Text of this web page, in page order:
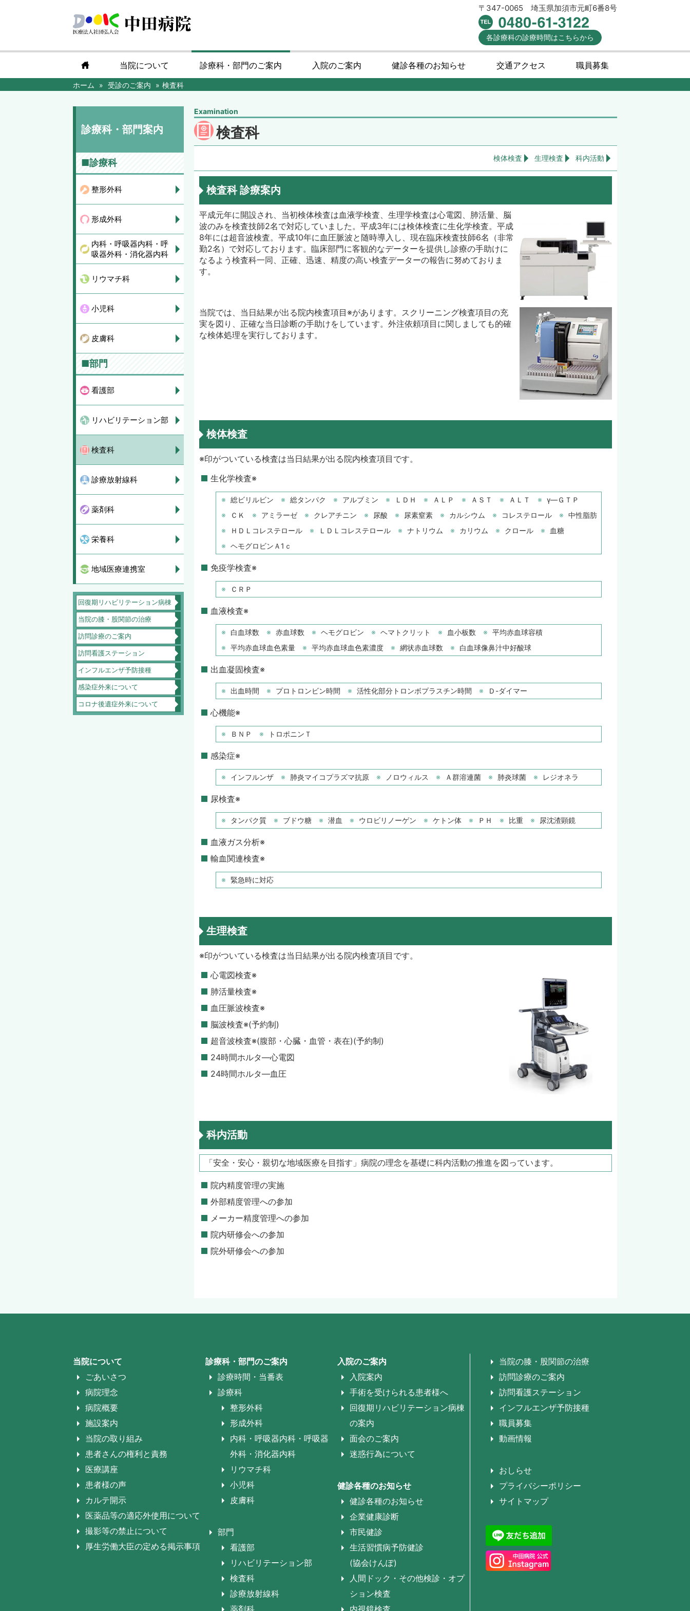
〒347-0065 埼玉県加須市元町6番8号
各診療科の診療時間はこちらから
home 当院について 診療科・部門のご案内 入院のご案内 健診各種のお知らせ 交通アクセス 職員募集
ホーム 受診のご案内 検査科
Examination
検査科
検体検査 生理検査 科内活動
検査科 診療案内
平成元年に開設され、当初検体検査は血液学検査、生理学検査は心電図、肺活量、脳
波のみを検査技師2名で対応していました。平成3年には検体検査に生化学検査。平成
8年には超音波検査。平成10年に血圧脈波と随時導入し、現在臨床検査技師6名（非常
勤2名）で対応しております。臨床部門に客観的なデーターを提供し診療の手助けに
なるよう検査科一同、正確、迅速、精度の高い検査データーの報告に努めておりま
す。
当院では、当日結果が出る院内検査項目※があります。スクリーニング検査項目の充
実を図り、正確な当日診断の手助けをしています。外注依頼項目に関しましても的確
な検体処理を実行しております。
検体検査
※印がついている検査は当日結果が出る院内検査項目です。
生化学検査※
総ビリルビン 総タンパク アルブミン ＬＤＨ ＡＬＰ ＡＳＴ ＡＬＴ
γ―ＧＴＰ
ＣＫ
アミラーゼ クレアチニン 尿酸 尿素窒素 カルシウム コレステロール
中性脂肪
ＨＤＬコレステロール
ＬＤＬコレステロール ナトリウム カリウム クロール
血糖
ヘモグロビンＡ1ｃ
免疫学検査※
ＣＲＰ
血液検査※
白血球数 赤血球数 ヘモグロビン ヘマトクリット 血小板数
平均赤血球容積
平均赤血球血色素量
平均赤血球血色素濃度 網状赤血球数 白血球像鼻汁中好酸球
出血凝固検査※
出血時間 プロトロンビン時間 活性化部分トロンボプラスチン時間 Ｄ-ダイマー
心機能※
ＢＮＰ トロポニンＴ
感染症※
インフルンザ 肺炎マイコプラズマ抗原 ノロウィルス Ａ群溶連菌 肺炎球菌 レジオネラ
尿検査※
タンパク質 ブドウ糖 潜血 ウロビリノーゲン ケトン体 ＰＨ 比重 尿沈渣顕鏡
血液ガス分析※
輸血関連検査※
緊急時に対応
生理検査
※印がついている検査は当日結果が出る院内検査項目です。
心電図検査※
肺活量検査※
血圧脈波検査※
脳波検査※(予約制)
超音波検査※(腹部・心臓・血管・表在)(予約制)
24時間ホルタ―心電図
24時間ホルタ―血圧
科内活動
「安全・安心・親切な地域医療を目指す」病院の理念を基礎に科内活動の推進を図っています。
院内精度管理の実施
外部精度管理への参加
メーカー精度管理への参加
院内研修会への参加
院外研修会への参加
診療科・部門案内
■診療科
整形外科
形成外科
内科・呼吸器内科・呼
吸器外科・消化器内科
リウマチ科
小児科
皮膚科
■部門
看護部
リハビリテーション部
検査科
診療放射線科
薬剤科
栄養科
地域医療連携室
回復期リハビリテーション病棟
当院の膝・股関節の治療
訪問診療のご案内
訪問看護ステーション
インフルエンザ予防接種
感染症外来について
コロナ後遺症外来について
当院について
ごあいさつ
病院理念
病院概要
施設案内
当院の取り組み
患者さんの権利と責務
医療講座
患者様の声
カルテ開示
医薬品等の適応外使用について
撮影等の禁止について
厚生労働大臣の定める掲示事項
診療科・部門のご案内
診療時間・当番表
診療科
整形外科
形成外科
内科・呼吸器内科・呼吸器
外科・消化器内科
リウマチ科
小児科
皮膚科
部門
看護部
リハビリテーション部
検査科
診療放射線科
薬剤科
入院のご案内
入院案内
手術を受けられる患者様へ
回復期リハビリテーション病棟
の案内
面会のご案内
迷惑行為について
健診各種のお知らせ
健診各種のお知らせ
企業健康診断
市民健診
生活習慣病予防健診
(協会けんぽ)
人間ドック・その他検診・オプ
ション検査
内視鏡検査
当院の膝・股関節の治療
訪問診療のご案内
訪問看護ステーション
インフルエンザ予防接種
職員募集
動画情報
おしらせ
プライバシーポリシー
サイトマップ